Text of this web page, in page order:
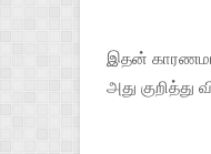
இதன் காரணமாக
அது குறித்து